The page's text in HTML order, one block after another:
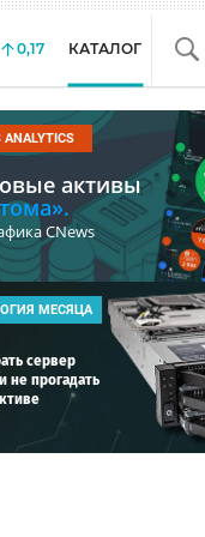
0,17 КАТАЛОГ
ANALYTICS
активы
CNews
МЕСЯЦА
сервер
не прогадать